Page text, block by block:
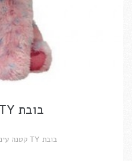
בובת TY פיל ורוד
בובת TY קטנה עיניים גדולות פיל ורוד